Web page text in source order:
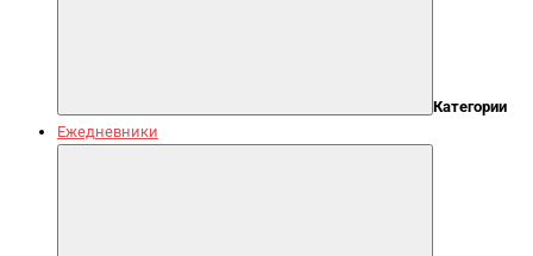
Категории
Ежедневники